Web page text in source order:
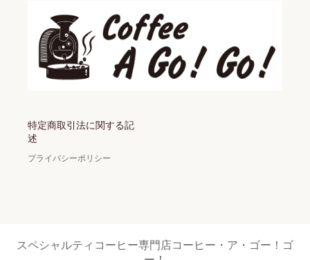
特定商取引法に関する記
述
プライバシーポリシー
スペシャルティコーヒー専門店コーヒー・ア・ゴー！ゴ